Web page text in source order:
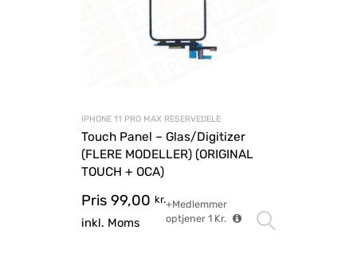
IPHONE 11 PRO MAX RESERVEDELE
Touch Panel – Glas/Digitizer
(FLERE MODELLER) (ORIGINAL
TOUCH + OCA)
Pris 99,00 kr.
inkl. Moms
+Medlemmer
optjener1 Kr.